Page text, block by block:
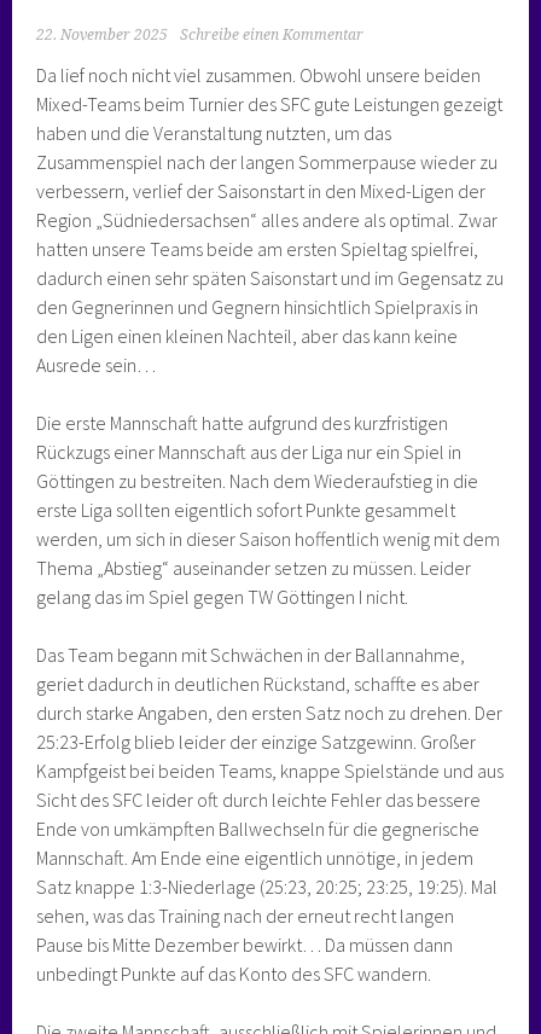
22. November 2025 Schreibe einen Kommentar
Da lief noch nicht viel zusammen. Obwohl unsere beiden
Mixed-Teams beim Turnier des SFC gute Leistungen gezeigt
haben und die Veranstaltung nutzten, um das
Zusammenspiel nach der langen Sommerpause wieder zu
verbessern, verlief der Saisonstart in den Mixed-Ligen der
Region „Südniedersachsen“ alles andere als optimal. Zwar
hatten unsere Teams beide am ersten Spieltag spielfrei,
dadurch einen sehr späten Saisonstart und im Gegensatz zu
den Gegnerinnen und Gegnern hinsichtlich Spielpraxis in
den Ligen einen kleinen Nachteil, aber das kann keine
Ausrede sein…
Die erste Mannschaft hatte aufgrund des kurzfristigen
Rückzugs einer Mannschaft aus der Liga nur ein Spiel in
Göttingen zu bestreiten. Nach dem Wiederaufstieg in die
erste Liga sollten eigentlich sofort Punkte gesammelt
werden, um sich in dieser Saison hoffentlich wenig mit dem
Thema „Abstieg“ auseinander setzen zu müssen. Leider
gelang das im Spiel gegen TW Göttingen I nicht.
Das Team begann mit Schwächen in der Ballannahme,
geriet dadurch in deutlichen Rückstand, schaffte es aber
durch starke Angaben, den ersten Satz noch zu drehen. Der
25:23-Erfolg blieb leider der einzige Satzgewinn. Großer
Kampfgeist bei beiden Teams, knappe Spielstände und aus
Sicht des SFC leider oft durch leichte Fehler das bessere
Ende von umkämpften Ballwechseln für die gegnerische
Mannschaft. Am Ende eine eigentlich unnötige, in jedem
Satz knappe 1:3-Niederlage (25:23, 20:25; 23:25, 19:25). Mal
sehen, was das Training nach der erneut recht langen
Pause bis Mitte Dezember bewirkt… Da müssen dann
unbedingt Punkte auf das Konto des SFC wandern.